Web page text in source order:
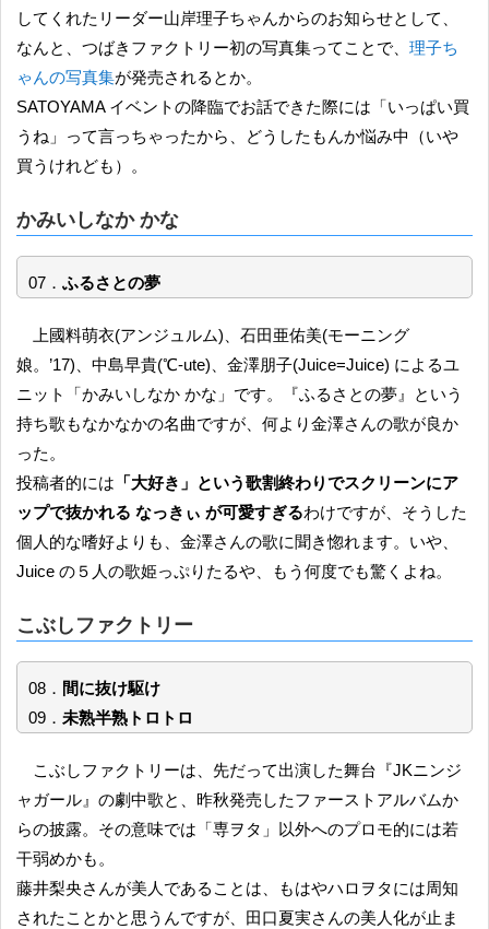
してくれたリーダー山岸理子ちゃんからのお知らせとして、
なんと、つばきファクトリー初の写真集ってことで、 理子ち
ゃんの写真集が発売されるとか。
SATOYAMA イベントの降臨でお話できた際には「いっぱい買
うね」って言っちゃったから、どうしたもんか悩み中（いや
買うけれども）。
かみいしなか かな
07． ふるさとの夢
上國料萌衣(アンジュルム)、石田亜佑美(モーニング
娘。’17)、中島早貴(℃-ute)、金澤朋子(Juice=Juice) によるユ
ニット「かみいしなか かな」です。『ふるさとの夢』という
持ち歌もなかなかの名曲ですが、何より金澤さんの歌が良か
った。
投稿者的には 「大好き」という歌割終わりでスクリーンにア
ップで抜かれる なっきぃ が可愛すぎるわけですが、そうした
個人的な嗜好よりも、金澤さんの歌に聞き惚れます。いや、
Juice の５人の歌姫っぷりたるや、もう何度でも驚くよね。
こぶしファクトリー
08． 間に抜け駆け
09． 未熟半熟トロトロ
こぶしファクトリーは、先だって出演した舞台『JKニンジ
ャガール』の劇中歌と、昨秋発売したファーストアルバムか
らの披露。その意味では「専ヲタ」以外へのプロモ的には若
干弱めかも。
藤井梨央さんが美人であることは、もはやハロヲタには周知
されたことかと思うんですが、田口夏実さんの美人化が止ま